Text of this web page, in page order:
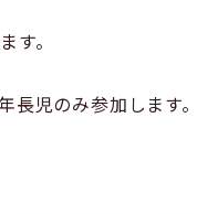
。
児のみ参加します。